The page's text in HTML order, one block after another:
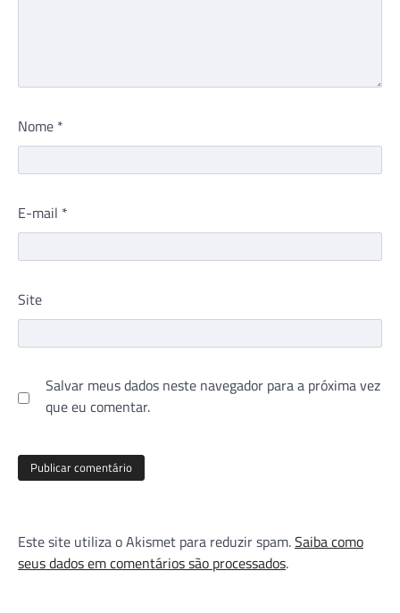
Nome *
E-mail *
Site
Salvar meus dados neste navegador para a próxima vez
que eu comentar.
Este site utiliza o Akismet para reduzir spam.Saiba como
seus dados em comentários são processados.